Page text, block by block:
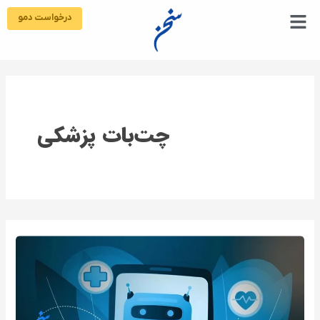
درخواست دمو
چت‌بات پزشکی